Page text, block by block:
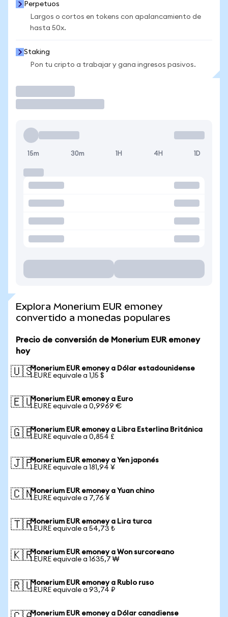
Perpetuos
Largos o cortos en tokens con apalancamiento de
hasta 50x.
Staking
Pon tu cripto a trabajar y gana ingresos pasivos.
15m 30m 1H 4H 1D
Explora Monerium EUR emoney
convertido a monedas populares
Precio de conversión de Monerium EUR emoney
hoy
🇺🇸Monerium EUR emoney a Dólar estadounidense
1 EURE equivale a 1,15 $
🇪🇺Monerium EUR emoney a Euro
1 EURE equivale a 0,9969 €
🇬🇧Monerium EUR emoney a Libra Esterlina Británica
1 EURE equivale a 0,854 £
🇯🇵Monerium EUR emoney a Yen japonés
1 EURE equivale a 181,94 ¥
🇨🇳Monerium EUR emoney a Yuan chino
1 EURE equivale a 7,76 ¥
🇹🇷Monerium EUR emoney a Lira turca
1 EURE equivale a 54,73 ₺
🇰🇷Monerium EUR emoney a Won surcoreano
1 EURE equivale a 1635,7 ₩
🇷🇺Monerium EUR emoney a Rublo ruso
1 EURE equivale a 93,74 ₽
Monerium EUR emoney a Dólar canadiense